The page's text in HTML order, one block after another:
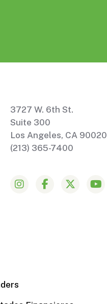
3727 W. 6th St.
Suite 300
Los Angeles, CA 90020
(213) 365-7400